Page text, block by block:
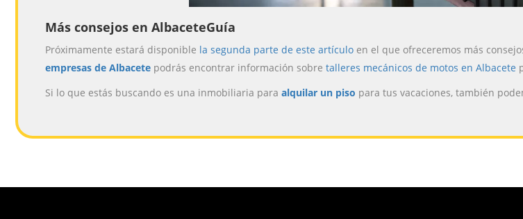
Más consejos en AlbaceteGuía
Próximamente estará disponible la segunda parte de este artículo en el que ofreceremos más
empresas de Albacete podrás encontrar información sobre talleres mecánicos de motos en Albacete
Si lo que estás buscando es una inmobiliaria para alquilar un piso para tus vacaciones, también